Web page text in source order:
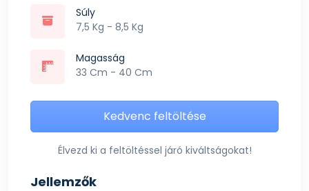
Súly
7,5 Kg - 8,5 Kg
Magasság
33 Cm - 40 Cm
Kedvenc feltöltése
Élvezd ki a feltöltéssel járó kiváltságokat!
Jellemzők